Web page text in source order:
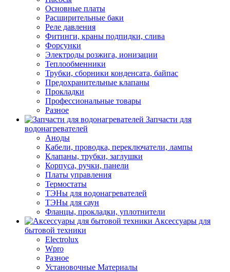
Основные платы
Расширительные баки
Реле давления
Фитинги, краны подпидки, слива
Форсунки
Электроды розжига, ионизации
Теплообменники
Трубки, сборники конденсата, байпас
Предохранительные клапаны
Прокладки
Профессиональные товары
Разное
Запчасти для
водонагревателей
Аноды
Кабели, проводка, переключатели, лампы
Клапаны, трубки, заглушки
Корпуса, ручки, панели
Платы управления
Термостаты
ТЭНы для водонагревателей
ТЭНы для саун
Фланцы, прокладки, уплотнители
Аксессуары для
бытовой техники
Electrolux
Wpro
Разное
Установочные Материалы